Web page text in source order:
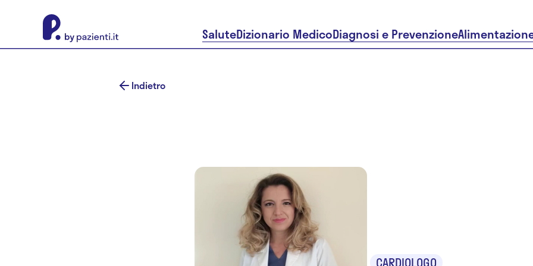
SaluteDizionario MedicoDiagnosi e Prevenzione
Indietro
CARDIOLOGO